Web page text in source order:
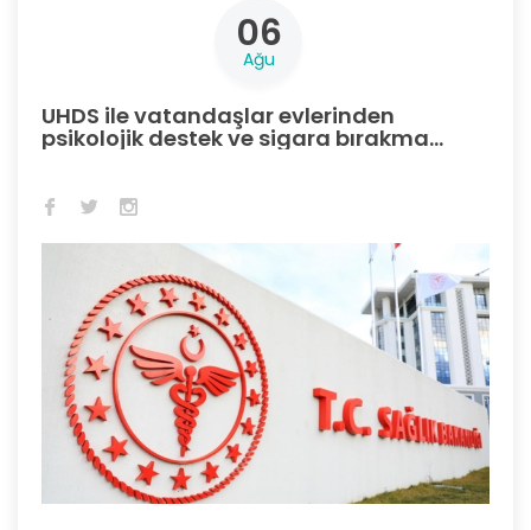
06
Ağu
UHDS ile vatandaşlar evlerinden
psikolojik destek ve sigara bırakma